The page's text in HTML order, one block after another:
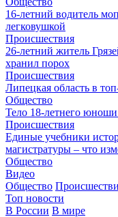
16-летний водитель
легковушкой
Происшествия
26-летний житель
хранил порох
Происшествия
Липецкая область в
Общество
Тело 18-летнего
Происшествия
Единые учебники
магистратуры – что
Общество
Видео
Общество
Топ новости
В России В мире